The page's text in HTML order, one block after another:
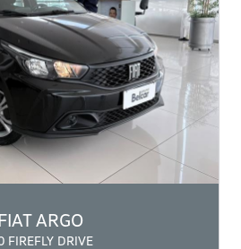
ARGO
FIREFLY DRIVE